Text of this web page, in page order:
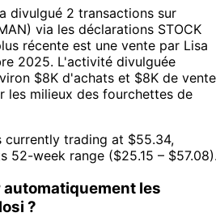
divulgué 2 transactions sur
via les déclarations STOCK
récente est une vente par Lisa
2025. L'activité divulguée
$8K d'achats et $8K de
les milieux des fourchettes de
currently trading at $55.34,
52-week range ($25.15 –
les
?